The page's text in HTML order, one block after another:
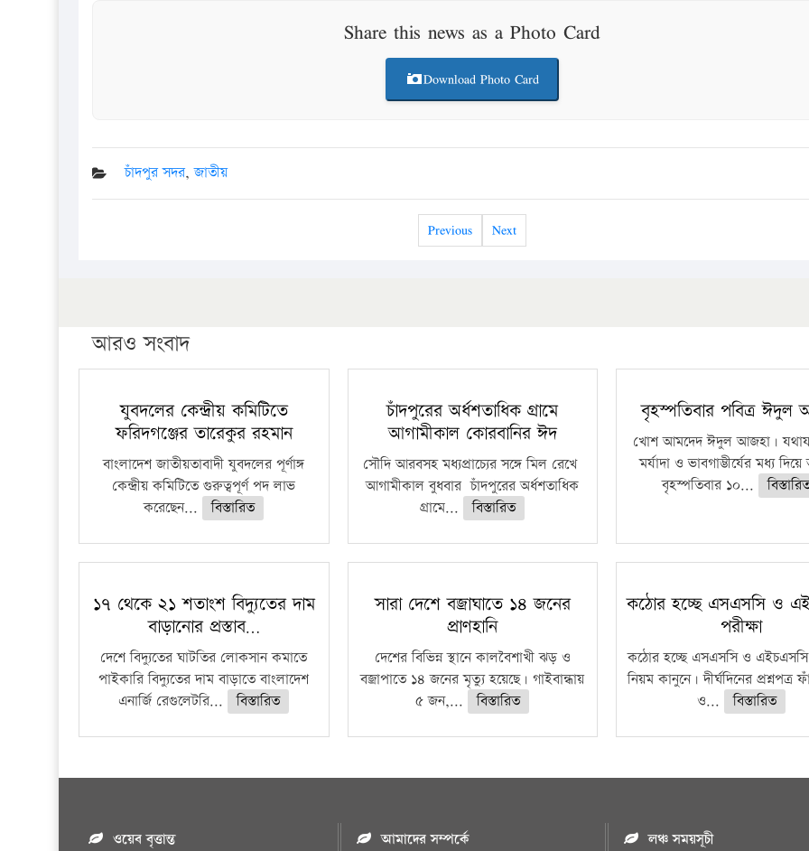
Share this news as a Photo Card
Download Photo Card
চাঁদপুর সদর,জাতীয়
Previous Next
আরও সংবাদ
যুবদলের কেন্দ্রীয় কমিটিতে
ফরিদগঞ্জের তারেকুর রহমান
বাংলাদেশ জাতীয়তাবাদী যুবদলের পূর্ণাঙ্গ
কেন্দ্রীয় কমিটিতে গুরুত্বপূর্ণ পদ লাভ
করেছেন...
বিস্তারিত
চাঁদপুরের অর্ধশতাধিক গ্রামে
আগামীকাল কোরবানির ঈদ
সৌদি আরবসহ মধ্যপ্রাচ্যের সঙ্গে মিল রেখে
আগামীকাল বুধবার চাঁদপুরের অর্ধশতাধিক
গ্রামে...
বিস্তারিত
বৃহস্পতিবার পবিত্র ঈদুল
খোশ আমদেদ ঈদুল আজহা।
মর্যাদা ও ভাবগাম্ভীর্যের মধ্য
বৃহস্পতিবার ১০...
১৭ থেকে ২১ শতাংশ বিদ্যুতের দাম
বাড়ানোর প্রস্তাব…
দেশে বিদ্যুতের ঘাটতির লোকসান কমাতে
পাইকারি বিদ্যুতের দাম বাড়াতে বাংলাদেশ
এনার্জি রেগুলেটরি...
বিস্তারিত
সারা দেশে বজ্রাঘাতে ১৪ জনের
প্রাণহানি
দেশের বিভিন্ন স্থানে কালবৈশাখী ঝড় ও
বজ্রাপাতে ১৪ জনের মৃত্যু হয়েছে। গাইবান্ধায়
৫ জন,...
বিস্তারিত
কঠোর হচ্ছে এসএসসি ও
পরীক্ষা
কঠোর হচ্ছে এসএসসি ও এইচএসসি
নিয়ম কানুনে। দীর্ঘদিনের
ও...
বিস্তারিত
ওয়েব বৃত্তান্ত আমাদের সম্পর্কে লঞ্চ সময়সূচী